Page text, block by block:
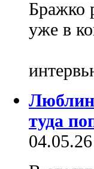
Бражко
уже в
Люблин
туда